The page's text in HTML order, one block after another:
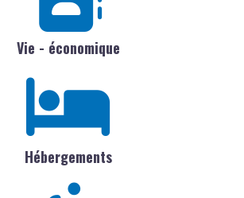
Vie - économique
Hébergements